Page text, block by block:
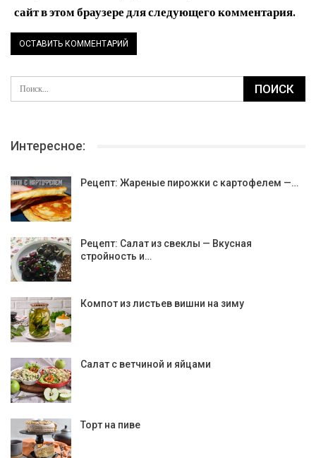
сайт в этом браузере для следующего комментария.
Интересное:
Рецепт: Жареные пирожки с картофелем —…
Рецепт: Салат из свеклы — Вкусная
стройность и…
Компот из листьев вишни на зиму
Салат с ветчиной и яйцами
Торт на пиве